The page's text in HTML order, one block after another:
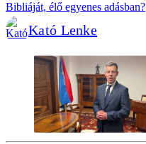
Bibliáját, élő egyenes adásban?
Kató Lenke